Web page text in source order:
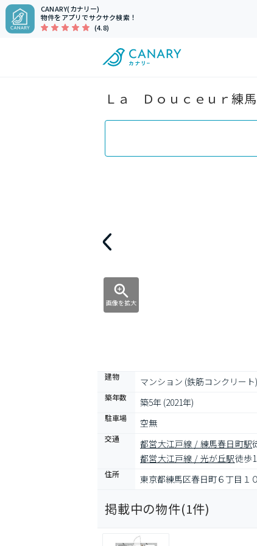
CANARY(カナリー)
物件をアプリでサクサク検索！
(4.8)
Ｌａ Ｄｏｕｃｅｕｒ練
画像を拡大
建物 マンション (鉄筋コンクリート)
築年数 築5年 (2021年)
駐車場 空無
交通 都営大江戸線 / 練馬春日町駅
都営大江戸線 / 光が丘駅徒歩
住所 東京都練馬区春日町６丁目１
掲載中の物件(1件)